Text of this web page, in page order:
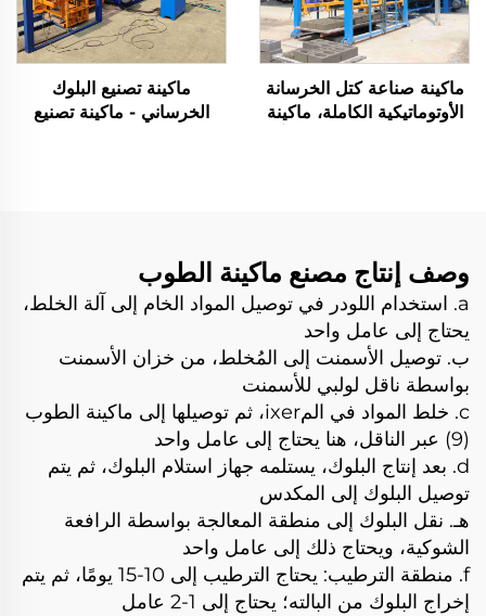
ماكينة صناعة كتل الخرسانة
الأوتوماتيكية الكاملة، ماكينة
ماكينة تصنيع البلوك
الخرساني - ماكينة تصنيع
وصف إنتاج مصنع ماكينة الطوب
a. استخدام اللودر في توصيل المواد الخام إلى آلة الخلط،
يحتاج إلى عامل واحد
ب. توصيل الأسمنت إلى المُخلط، من خزان الأسمنت
بواسطة ناقل لولبي للأسمنت
c. خلط المواد في المixer، ثم توصيلها إلى ماكينة الطوب
(9) عبر الناقل، هنا يحتاج إلى عامل واحد
d. بعد إنتاج البلوك، يستلمه جهاز استلام البلوك، ثم يتم
توصيل البلوك إلى المكدس
هـ. نقل البلوك إلى منطقة المعالجة بواسطة الرافعة
الشوكية، ويحتاج ذلك إلى عامل واحد
f. منطقة الترطيب: يحتاج الترطيب إلى 10-15 يومًا، ثم يتم
إخراج البلوك من البالته؛ يحتاج إلى 1-2 عامل